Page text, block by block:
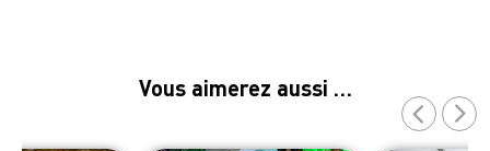
Vous aimerez aussi …